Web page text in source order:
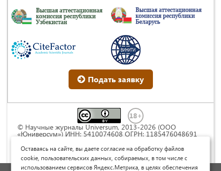
Подать заявку
© Научные журналы Universum, 2013-2026 (ООО
«Юниверсум») ИНН: 5410074608 ОГРН: 1185476048691
Commons « Attribution» («Атрибуция») 4.0
Непортированная
Оставаясь на сайте, вы даете согласие на обработку файлов
cookie, пользовательских данных, собираемых, в том числе с
использованием сервисов Яндекс.Метрика, в целях обеспечения